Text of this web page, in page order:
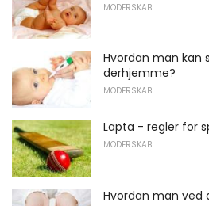
MODERSKAB
Hvordan man kan
derhjemme?
MODERSKAB
Lapta - regler for
MODERSKAB
Hvordan man ved